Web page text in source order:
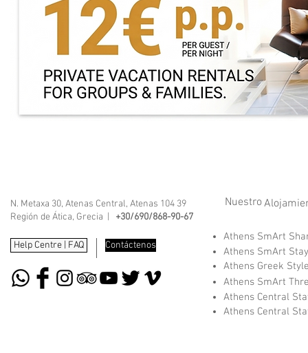
N. Metaxa 30, Atenas Central, Atenas 104 39
Región de Ática, Grecia |
+30/690/868-90-67
Help Centre | FAQ Contáctenos
Nuestro
Athens SmArt
Athens SmArt
Athens Greek
Athens SmArt
Athens Central
Athens Central